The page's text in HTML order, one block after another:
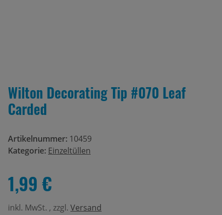
Wilton Decorating Tip #070 Leaf
Carded
Artikelnummer: 10459
Kategorie: Einzeltüllen
1,99 €
inkl. MwSt. , zzgl. Versand